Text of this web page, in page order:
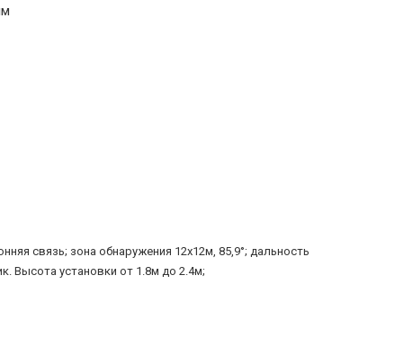
связь; зона обнаружения 12х12м, 85,9°; дальность
Высота установки от 1.8м до 2.4м;